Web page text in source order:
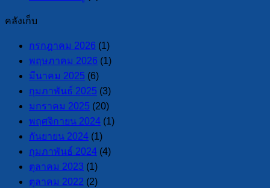
คลังเก็บ
กรกฎาคม 2026 (1)
พฤษภาคม 2026 (1)
มีนาคม 2025 (6)
กุมภาพันธ์ 2025 (3)
มกราคม 2025 (20)
พฤศจิกายน 2024 (1)
กันยายน 2024 (1)
กุมภาพันธ์ 2024 (4)
ตุลาคม 2023 (1)
ตุลาคม 2022 (2)